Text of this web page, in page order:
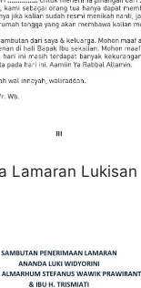
Lamaran Lukisan